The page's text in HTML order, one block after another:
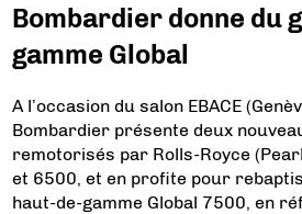
Bombardier donne du
gamme Global
A l’occasion du salon EBACE
Bombardier présente deux
remotorisés par Rolls-Royce
et 6500, et en profite pour
haut-de-gamme Global 7500, en